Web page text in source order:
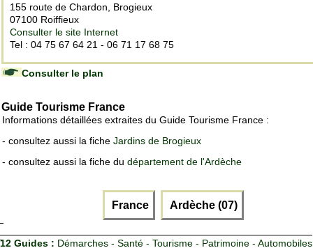
155 route de Chardon, Brogieux
07100 Roiffieux
Consulter le site Internet
Tel : 04 75 67 64 21 - 06 71 17 68 75
Consulter le plan
Guide Tourisme France
Informations détaillées extraites du Guide Tourisme France :
- consultez aussi la fiche Jardins de Brogieux
- consultez aussi la fiche du département de l'Ardèche
France Ardèche (07)
12 Guides : Démarches - Santé - Tourisme - Patrimoine - Automobiles